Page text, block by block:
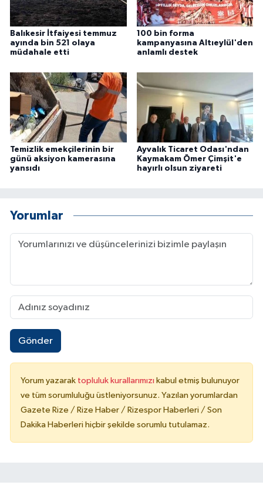
Balıkesir İtfaiyesi temmuz
ayında bin 521 olaya
müdahale etti
100 bin forma
kampanyasına Altıeylül'den
anlamlı destek
Temizlik emekçilerinin bir
günü aksiyon kamerasına
yansıdı
Ayvalık Ticaret Odası'ndan
Kaymakam Ömer Çimşit'e
hayırlı olsun ziyareti
Yorumlar
Gönder
Yorum yazarak topluluk kurallarımızı kabul etmiş bulunuyor
ve tüm sorumluluğu üstleniyorsunuz. Yazılan yorumlardan
Gazete Rize / Rize Haber / Rizespor Haberleri / Son
Dakika Haberleri hiçbir şekilde sorumlu tutulamaz.